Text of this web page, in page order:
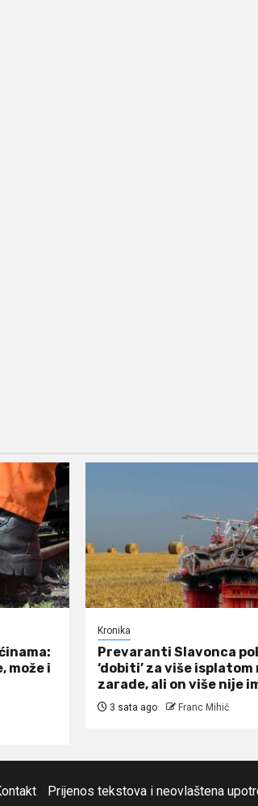
može i
Kronika
Prevaranti Slavonca
‘dobiti’ za više
zarade, ali on više nije
3 sata ago Franc Mihić
Prijenos tekstova i neovlaštena